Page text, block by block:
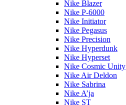
Nike Blazer
Nike P-6000
Nike Initiator
Nike Pegasus
Nike Precision
Nike Hyperdunk
Nike Hyperset
Nike Cosmic Unity
Nike Air Deldon
Nike Sabrina
Nike A’ja
Nike ST